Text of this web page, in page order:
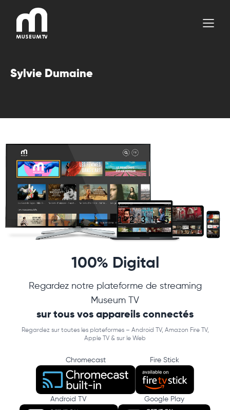
contenu
Sylvie Dumaine
100% Digital
Regardez notre plateforme de streaming
Museum TV
sur tous vos appareils connectés
Regardez sur toutes les plateformes – Android TV, Amazon Fire TV,
Apple TV & sur le Web
Chromecast Fire Stick
Android TV Google Play